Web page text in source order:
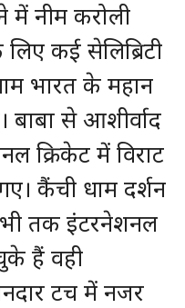
में नीम करोली
कई सेलिब्रिटी
भारत के महान
बाबा से आशीर्वाद
क्रिकेट में विराट
कैंची धाम दर्शन
तक इंटरनेशनल
हैं वही
टच में नजर